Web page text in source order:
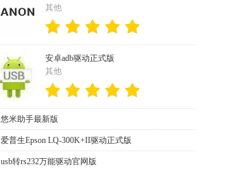
其他
安卓adb驱动正式版
其他
悠米助手最新版
爱普生Epson LQ-300K+II驱动正式版
usb转rs232万能驱动官网版